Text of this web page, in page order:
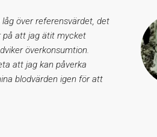
över referensvärdet, det
på att jag ätit mycket
överkonsumtion.
att jag kan påverka
blodvärden igen för att